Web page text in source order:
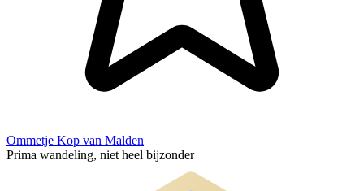
Ommetje Kop van Malden
Prima wandeling, niet heel bijzonder